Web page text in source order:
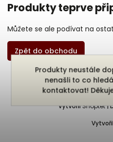
Produkty neustále
nenašli to co
kontaktovat!
Produkty teprve
Můžete se ale podívat na
Zpět do obchodu
Copyright 2026Bukefalos.
Vytvořil Shoptet |